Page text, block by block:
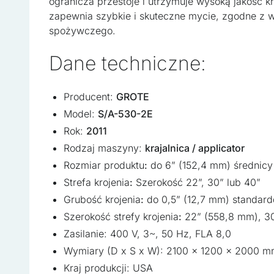
zapewnia szybkie i skuteczne mycie, zgodne z
spożywczego.
Dane techniczne:
Producent: GROTE
Model: S/A-530-2E
Rok: 2011
Rodzaj maszyny: krajalnica / applicator
Rozmiar produktu: do 6” (152,4 mm) średnicy
Strefa krojenia: Szerokość 22”, 30” lub 40”
Grubość krojenia: do 0,5” (12,7 mm)
Szerokość strefy krojenia: 22” (558,8 mm),
Zasilanie: 400 V, 3~, 50 Hz, FLA 8,0
Wymiary (D x S x W): 2100 x 1200 x 2000
Kraj produkcji: USA
Wykorzystujemy pliki
w naszej witrynie.
reklamowym i
uzyskanymi podczas
Niezbędne